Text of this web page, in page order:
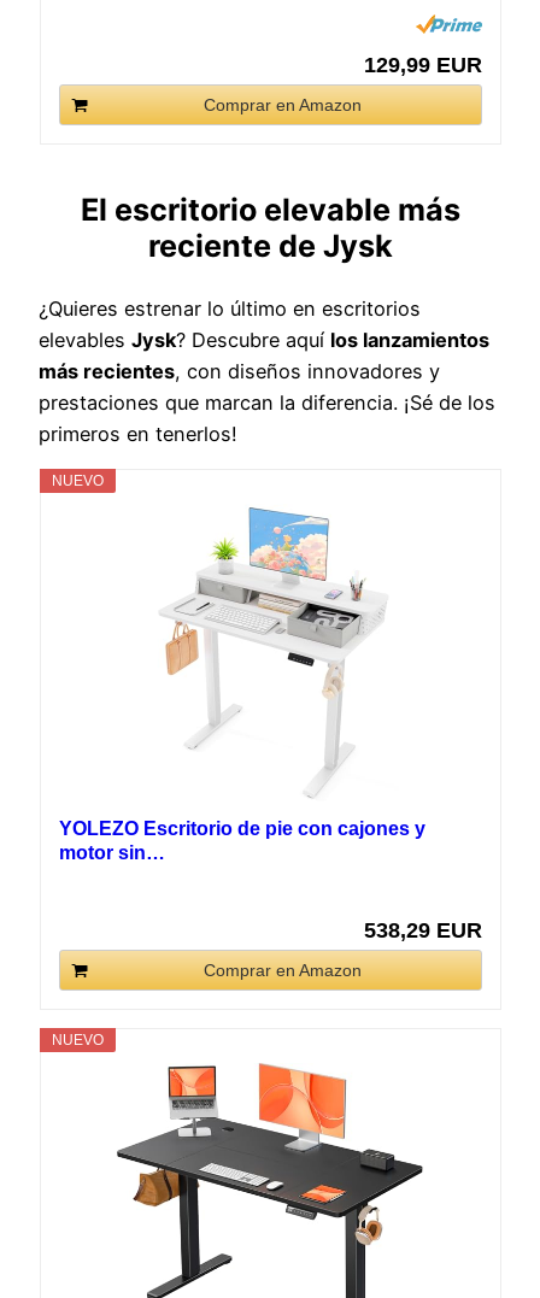
129,99 EUR
Comprar en Amazon
El escritorio elevable más
reciente de Jysk
¿Quieres estrenar lo último en escritorios
elevables Jysk? Descubre aquí los lanzamientos
más recientes, con diseños innovadores y
prestaciones que marcan la diferencia. ¡Sé de los
primeros en tenerlos!
NUEVO
YOLEZO Escritorio de pie con cajones y
motor sin…
538,29 EUR
Comprar en Amazon
NUEVO